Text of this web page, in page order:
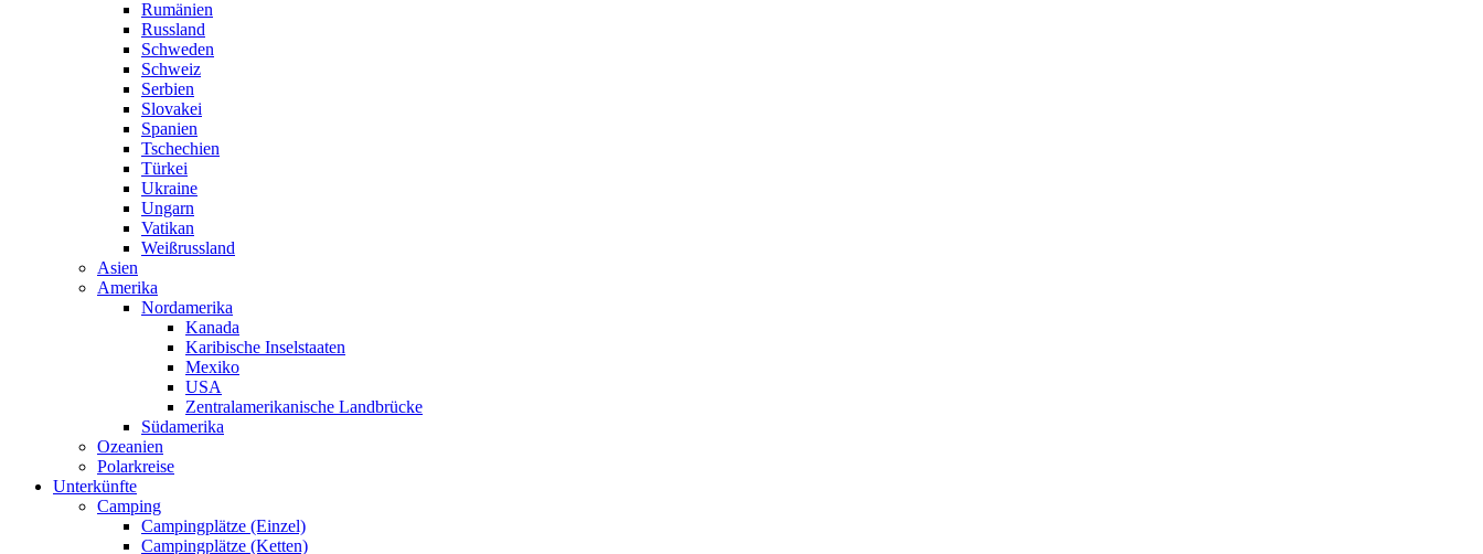
Rumänien
Russland
Schweden
Schweiz
Serbien
Slovakei
Spanien
Tschechien
Türkei
Ukraine
Ungarn
Vatikan
Weißrussland
Asien
Amerika
Nordamerika
Kanada
Karibische Inselstaaten
Mexiko
USA
Zentralamerikanische Landbrücke
Südamerika
Ozeanien
Polarkreise
Unterkünfte
Camping
Campingplätze (Einzel)
Campingplätze (Ketten)